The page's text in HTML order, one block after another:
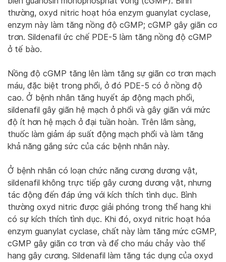
thường, oxyd nitric hoạt hóa enzym guanylat cyclase,
enzym này làm tăng nồng độ cGMP; cGMP gây giãn cơ
trơn. Sildenafil ức chế PDE-5 làm tăng nồng độ cGMP
ở tế bào.
Nồng độ cGMP tăng lên làm tăng sự giãn cơ trơn mạch
máu, đặc biệt trong phổi, ở đó PDE-5 có ở nồng độ
cao. Ở bệnh nhân tăng huyết áp động mạch phổi,
sildenafil gây giãn hệ mạch ở phổi và gây giãn với mức
độ ít hơn hệ mạch ở đại tuần hoàn. Trên lâm sàng,
thuốc làm giảm áp suất động mạch phổi và làm tăng
khả năng gắng sức của các bệnh nhân này.
Ở bệnh nhân có loạn chức năng cương dương vật,
sildenafil không trực tiếp gây cương dương vật, nhưng
tác động đến đáp ứng với kích thích tình dục. Bình
thường oxyd nitric được giải phóng trong thể hang khi
có sự kích thích tình dục. Khi đó, oxyd nitric hoạt hóa
enzym guanylat cyclase, chất này làm tăng mức cGMP,
cGMP gây giãn cơ trơn và để cho máu chảy vào thể
hang gây cương. Sildenafil làm tăng tác dụng của oxyd